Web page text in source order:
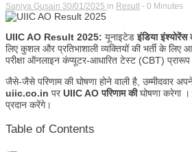
Saniya Gusain 30/01/2025 in Result - 0 Minutes
UIIC AO Result 2025: यूनाइटेडइंडिया
लिए कुशल और प्रतिभाशाली व्यक्तियों की भर्ती के लिए
परीक्षा ऑनलाइन कंप्यूटर-आधारित टेस्ट (CBT) प्रारूप
जैसे-जैसे परिणाम की घोषणा होने वाली है, उम्मीदवार
uiic.co.in परUIIC AO परिणाम कीघोषणा करेगा
प्रदान करेंगे।
Table of Contents